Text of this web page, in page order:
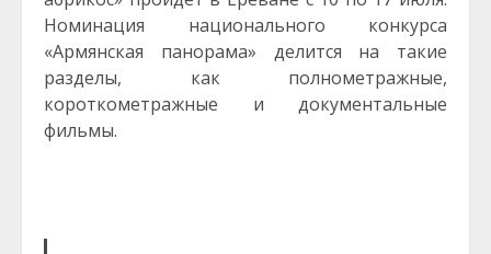
Номинация национального конкурса
«Армянская панорама» делится на такие
разделы, как полнометражные,
короткометражные и документальные
фильмы.